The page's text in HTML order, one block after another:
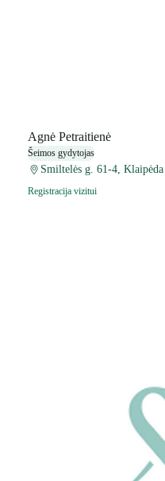
Agnė Petraitienė
Šeimos gydytojas
Smiltelės g. 61-4, Klaipėda
Registracija vizitui